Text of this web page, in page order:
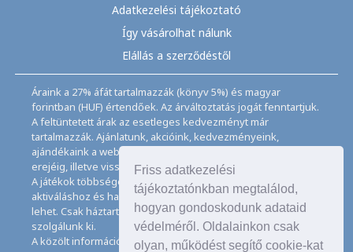
Friss adatkezelési
tájékoztatónkban megtalálod,
hogyan gondoskodunk adataid
védelméről. Oldalainkon csak
olyan, működést segítő cookie-kat
Adatkezelési tájékoztató
Így vásárolhat nálunk
Elállás a szerződéstől
Áraink a 27% áfát tartalmazzák (könyv 5%) és magyar
forintban (HUF) értendőek. Az árváltoztatás jogát fenntartjuk.
A feltüntetett árak az esetleges kedvezményt már
tartalmazzák. Ajánlatunk, akcióink, kedvezményeink,
ajándékaink a webáruházban feltüntetett ideig, a készletek
erejéig, illetve visszavonásig érvényesek.
A játékok többségéhez angol nyelvismeret illetve az
aktiváláshoz és használathoz internet kapcsolat szükséges
lehet. Csak háztartásban használatos mennyiségeket
szolgálunk ki.
A közölt információk, adatok, besorolások tájékoztató